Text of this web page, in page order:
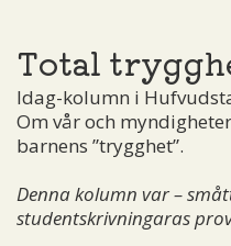
Total
Idag-kolumn i
Om vår och
barnens ”trygghet”.
Denna kolumn var –
studentskrivningaras